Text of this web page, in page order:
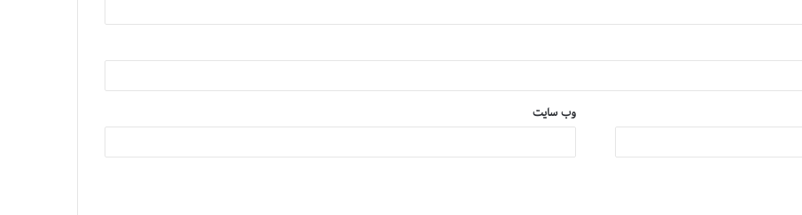
وب‌ سایت